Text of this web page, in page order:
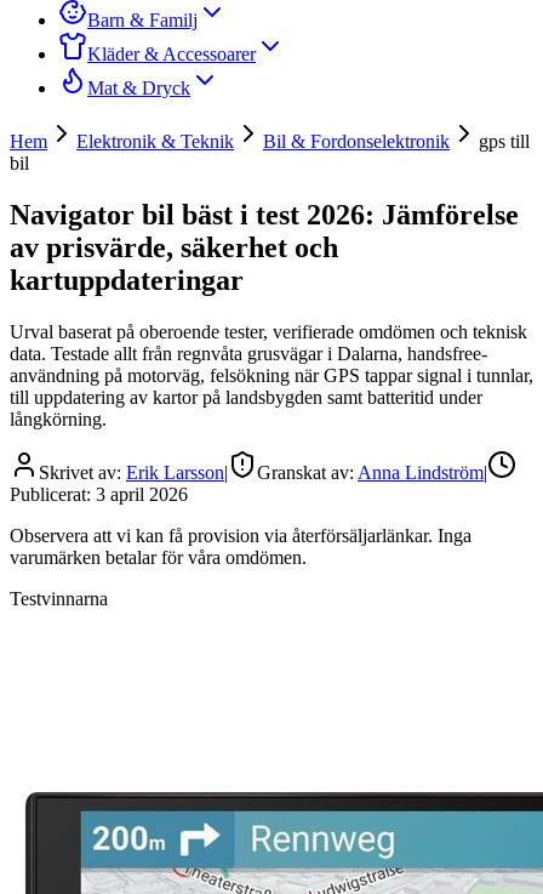
Barn & Familj
Kläder & Accessoarer
Mat & Dryck
Hem Elektronik & Teknik Bil & Fordonselektronik
gps till
bil
Navigator bil bäst i test 2026: Jämförelse
av prisvärde, säkerhet och
kartuppdateringar
Urval baserat på oberoende tester, verifierade omdömen och teknisk
data. Testade allt från regnvåta grusvägar i Dalarna, handsfree-
användning på motorväg, felsökning när GPS tappar signal i tunnlar,
till uppdatering av kartor på landsbygden samt batteritid under
långkörning.
Skrivet av: Erik Larsson| Granskat av: Anna Lindström|
Publicerat: 3 april 2026
Observera att vi kan få provision via återförsäljarlänkar. Inga
varumärken betalar för våra omdömen.
Testvinnarna